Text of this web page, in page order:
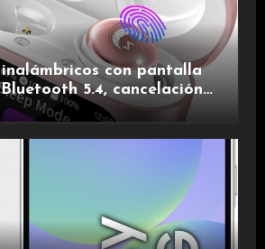
con pantalla
5.4, cancelación
y de larga